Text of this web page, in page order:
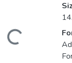
Loading...